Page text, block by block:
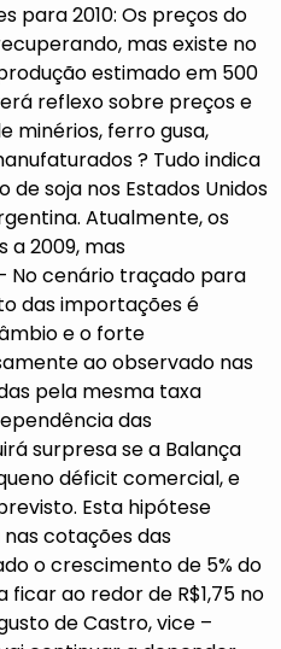
para 2010: Os preços do
mas existe no
estimado em 500
reflexo sobre preços e
minérios, ferro gusa,
? Tudo indica
soja nos Estados Unidos
Atualmente, os
a 2009, mas
No cenário traçado para
das importações é
e o forte
ao observado nas
pela mesma taxa
das
surpresa se a Balança
déficit comercial, e
Esta hipótese
cotações das
o crescimento de 5% do
ficar ao redor de R$1,75 no
de Castro, vice –